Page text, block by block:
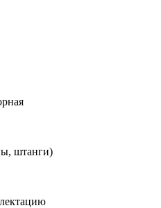
штанги)